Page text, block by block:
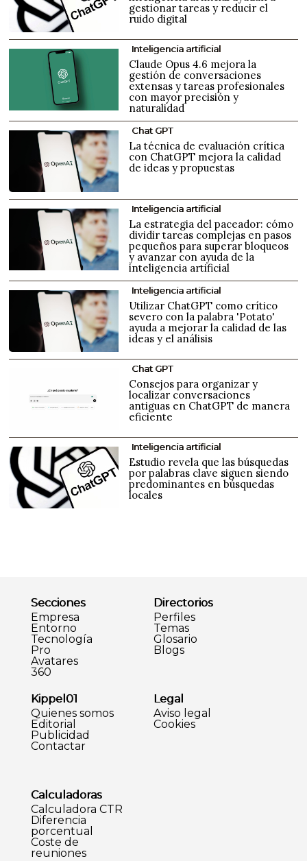
gestionar tareas y reducir el
ruido digital
Inteligencia artificial
Claude Opus 4.6 mejora la
gestión de conversaciones
extensas y tareas profesionales
con mayor precisión y
naturalidad
Chat GPT
La técnica de evaluación crítica
con ChatGPT mejora la calidad
de ideas y propuestas
Inteligencia artificial
La estrategia del paceador: cómo
dividir tareas complejas en pasos
pequeños para superar bloqueos
y avanzar con ayuda de la
inteligencia artificial
Inteligencia artificial
Utilizar ChatGPT como crítico
severo con la palabra 'Potato'
ayuda a mejorar la calidad de las
ideas y el análisis
Chat GPT
Consejos para organizar y
localizar conversaciones
antiguas en ChatGPT de manera
eficiente
Inteligencia artificial
Estudio revela que las búsquedas
por palabras clave siguen siendo
predominantes en búsquedas
locales
Secciones
Empresa
Entorno
Tecnología
Pro
Avatares
360
Directorios
Perfiles
Temas
Glosario
Blogs
Kippel01
Quienes somos
Editorial
Publicidad
Contactar
Legal
Aviso legal
Cookies
Calculadoras
Calculadora CTR
Diferencia
porcentual
Coste de
reuniones